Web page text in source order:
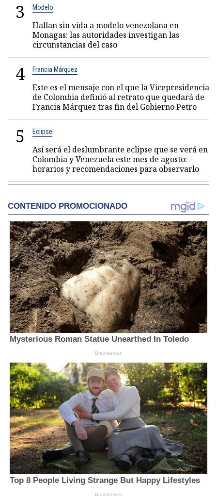
3 Modelo
Hallan sin vida a modelo venezolana en
Monagas: las autoridades investigan las
circunstancias del caso
4 Francia Márquez
Este es el mensaje con el que la Vicepresidencia
de Colombia definió al retrato que quedará de
Francia Márquez tras fin del Gobierno Petro
5 Eclipse
Así será el deslumbrante eclipse que se verá en
Colombia y Venezuela este mes de agosto:
horarios y recomendaciones para observarlo